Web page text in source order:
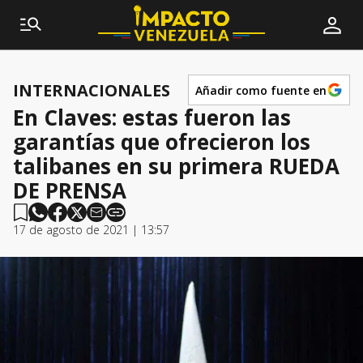
INTERNACIONALES Añadir como fuente en
En Claves: estas fueron las
garantías que ofrecieron los
talibanes en su primera RUEDA
DE PRENSA
17 de agosto de 2021 | 13:57